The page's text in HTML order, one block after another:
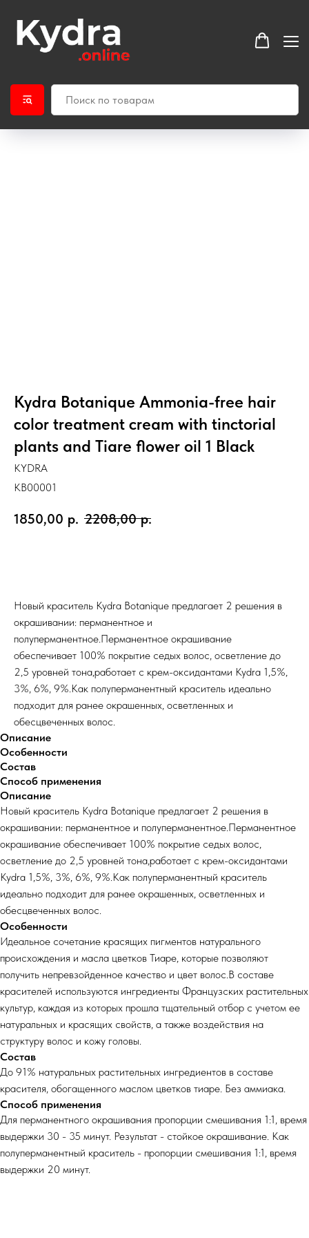
Kydra Botanique Ammonia-free hair
color treatment cream with tinctorial
plants and Tiare flower oil 1 Black
KYDRA
KB00001
1850,00 р. 2208,00 р.
Новый краситель Kydra Botanique предлагает 2 решения в
окрашивании: перманентное и
полуперманентное.Перманентное окрашивание
обеспечивает 100% покрытие седых волос, осветление до
2,5 уровней тона,работает с крем-оксидантами Kydra 1,5%,
3%, 6%, 9%.Как полуперманентный краситель идеально
подходит для ранее окрашенных, осветленных и
обесцвеченных волос.
Описание
Особенности
Состав
Способ применения
Описание
Новый краситель Kydra Botanique предлагает 2 решения в
окрашивании: перманентное и полуперманентное.Перманентное
окрашивание обеспечивает 100% покрытие седых волос,
осветление до 2,5 уровней тона,работает с крем-оксидантами
Kydra 1,5%, 3%, 6%, 9%.Как полуперманентный краситель
идеально подходит для ранее окрашенных, осветленных и
обесцвеченных волос.
Особенности
Идеальное сочетание красящих пигментов натурального
происхождения и масла цветков Тиаре, которые позволяют
получить непревзойденное качество и цвет волос.В составе
красителей используются ингредиенты Французских растительных
культур, каждая из которых прошла тщательный отбор с учетом ее
натуральных и красящих свойств, а также воздействия на
структуру волос и кожу головы.
Состав
До 91% натуральных растительных ингредиентов в составе
красителя, обогащенного маслом цветков тиаре. Без аммиака.
Способ применения
Для перманентного окрашивания пропорции смешивания 1:1, время
выдержки 30 - 35 минут. Результат - стойкое окрашивание. Как
полуперманентный краситель - пропорции смешивания 1:1, время
выдержки 20 минут.